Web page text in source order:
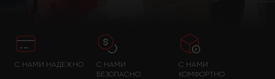
С НАМИ НАДЕЖНО
С НАМИ
БЕЗОПАСНО
С НАМИ
КОМФОРТНО